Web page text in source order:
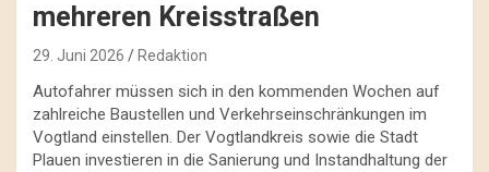
mehreren Kreisstraßen
29. Juni 2026 Redaktion
Autofahrer müssen sich in den kommenden Wochen auf
zahlreiche Baustellen und Verkehrseinschränkungen im
Vogtland einstellen. Der Vogtlandkreis sowie die Stadt
Plauen investieren in die Sanierung und Instandhaltung der